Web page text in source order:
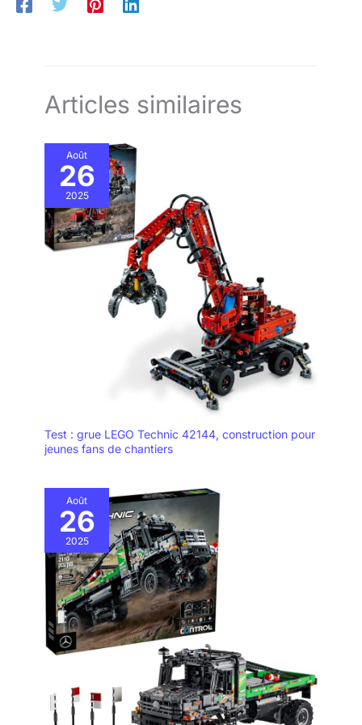
peuvent sauvegarder leurs
Articles similaires
Août
26
2025
Test : grue LEGO Technic 42144, construction pour
jeunes fans de chantiers
Août
26
2025